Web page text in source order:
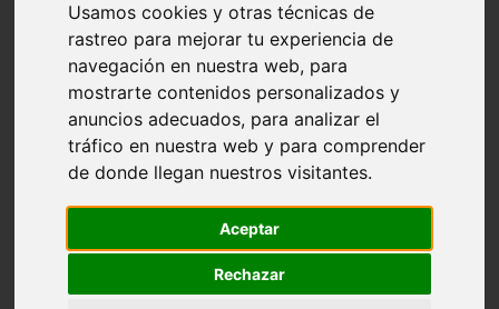
Usamos cookies y otras técnicas de
rastreo para mejorar tu experiencia de
navegación en nuestra web, para
mostrarte contenidos personalizados y
anuncios adecuados, para analizar el
tráfico en nuestra web y para comprender
de donde llegan nuestros visitantes.
Aceptar
Rechazar
Alicante - dénia
Madrid - pozuelo-de-alarcón
Valencia - valencia
Barcelona - granollers
Girona - girona
Illes-balears - palma-de-mallorca
Las-palmas - arrecife
Madrid - majadahonda
Alicante - alicante
álava - vitoria-gasteiz
Madrid - getafe
Toledo - talavera-de-la-reina
Illes-balears - santa-margalida